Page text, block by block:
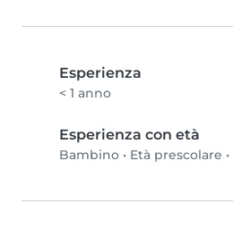
Esperienza
< 1 anno
Esperienza con età
Bambino • Età prescolare •